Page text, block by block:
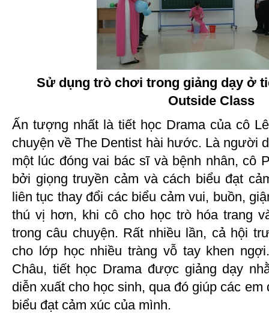
Sử dụng trò chơi trong giảng dạy ở
Outside Class
Ấn tượng nhất là tiết học Drama của cô
chuyện về The Dentist hài hước. Là người
một lúc đóng vai bác sĩ và bệnh nhân, cô
bởi giọng truyền cảm và cách biểu đạt
liên tục thay đổi các biểu cảm vui, buồn,
thú vị hơn, khi cô cho học trò hóa trang
trong câu chuyện. Rất nhiều lần, cả hội
cho lớp học nhiều tràng vỗ tay khen
Châu, tiết học Drama được giảng dạy
diễn xuất cho học sinh, qua đó giúp các
biểu đạt cảm xúc của mình.